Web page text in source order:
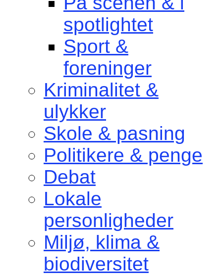
spotlightet
Sport &
foreninger
Kriminalitet &
ulykker
Skole & pasning
Politikere & penge
Debat
Lokale
personligheder
Miljø, klima &
biodiversitet